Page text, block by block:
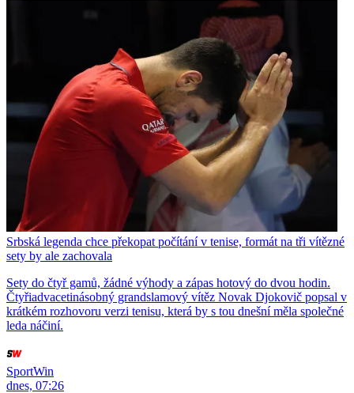
Srbská legenda chce překopat počítání v tenise, formát na tři vítězné
sety by ale zachovala
Sety do čtyř gamů, žádné výhody a zápas hotový do dvou hodin.
Čtyřiadvacetinásobný grandslamový vítěz Novak Djokovič popsal v
krátkém rozhovoru verzi tenisu, která by s tou dnešní měla společné
leda náčiní.
SportWin
dnes, 07:26